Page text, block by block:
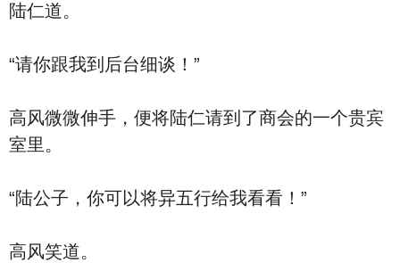
陆仁道。
“请你跟我到后台细谈！”
高风微微伸手，便将陆仁请到了商会的一个贵宾
室里。
“陆公子，你可以将异五行给我看看！”
高风笑道。